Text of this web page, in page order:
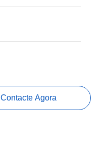
Contacte Agora